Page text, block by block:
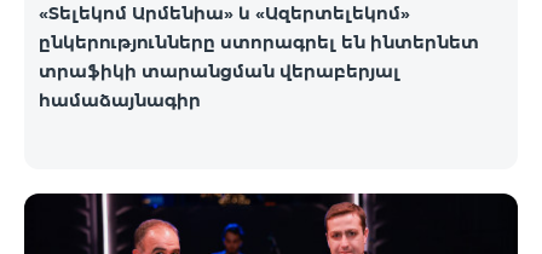
«Տելեկոմ Արմենիա» և «Ազերտելեկոմ»
ընկերությունները ստորագրել են ինտերնետ
տրաֆիկի տարանցման վերաբերյալ
համաձայնագիր